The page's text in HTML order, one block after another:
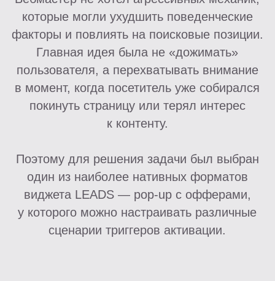
Формат тестирования — 50% аудитории
с виджетом на страницах, 50% аудитории
без виджета на тех же страницах. Для
максимально органичного и нативного
тестирования были выбраны триггеры
показа pop-up с офферами:
при попытке закрытия страницы
после заданной глубины скролла